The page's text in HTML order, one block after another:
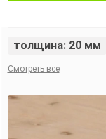
толщина: 20 мм
Смотреть все